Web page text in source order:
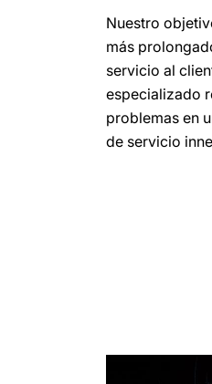
Nuestro
más
servicio al
especializado
problemas en
de servicio